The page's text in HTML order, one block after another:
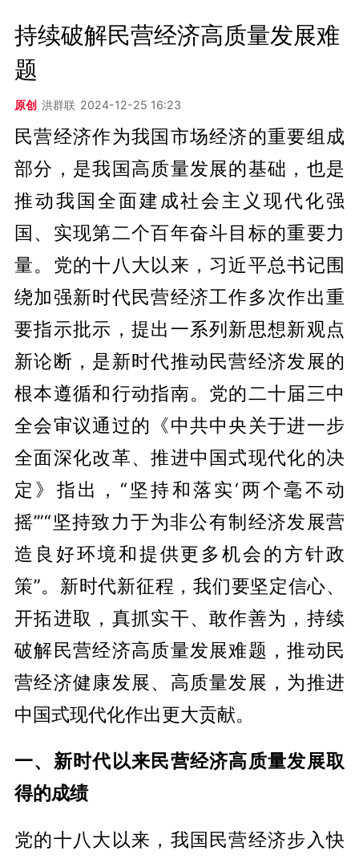
持续破解民营经济高质量发展难
题
原创 洪群联 2024-12-25 16:23
民营经济作为我国市场经济的重要组成
部分，是我国高质量发展的基础，也是
推动我国全面建成社会主义现代化强
国、实现第二个百年奋斗目标的重要力
量。党的十八大以来，习近平总书记围
绕加强新时代民营经济工作多次作出重
要指示批示，提出一系列新思想新观点
新论断，是新时代推动民营经济发展的
根本遵循和行动指南。党的二十届三中
全会审议通过的《中共中央关于进一步
全面深化改革、推进中国式现代化的决
定》指出，“坚持和落实‘两个毫不动
摇’”“坚持致力于为非公有制经济发展营
造良好环境和提供更多机会的方针政
策”。新时代新征程，我们要坚定信心、
开拓进取，真抓实干、敢作善为，持续
破解民营经济高质量发展难题，推动民
营经济健康发展、高质量发展，为推进
中国式现代化作出更大贡献。
一、新时代以来民营经济高质量发展取
得的成绩
党的十八大以来，我国民营经济步入快